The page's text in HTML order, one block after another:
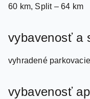
vyhradené
TV, klimatizácia*, wi-